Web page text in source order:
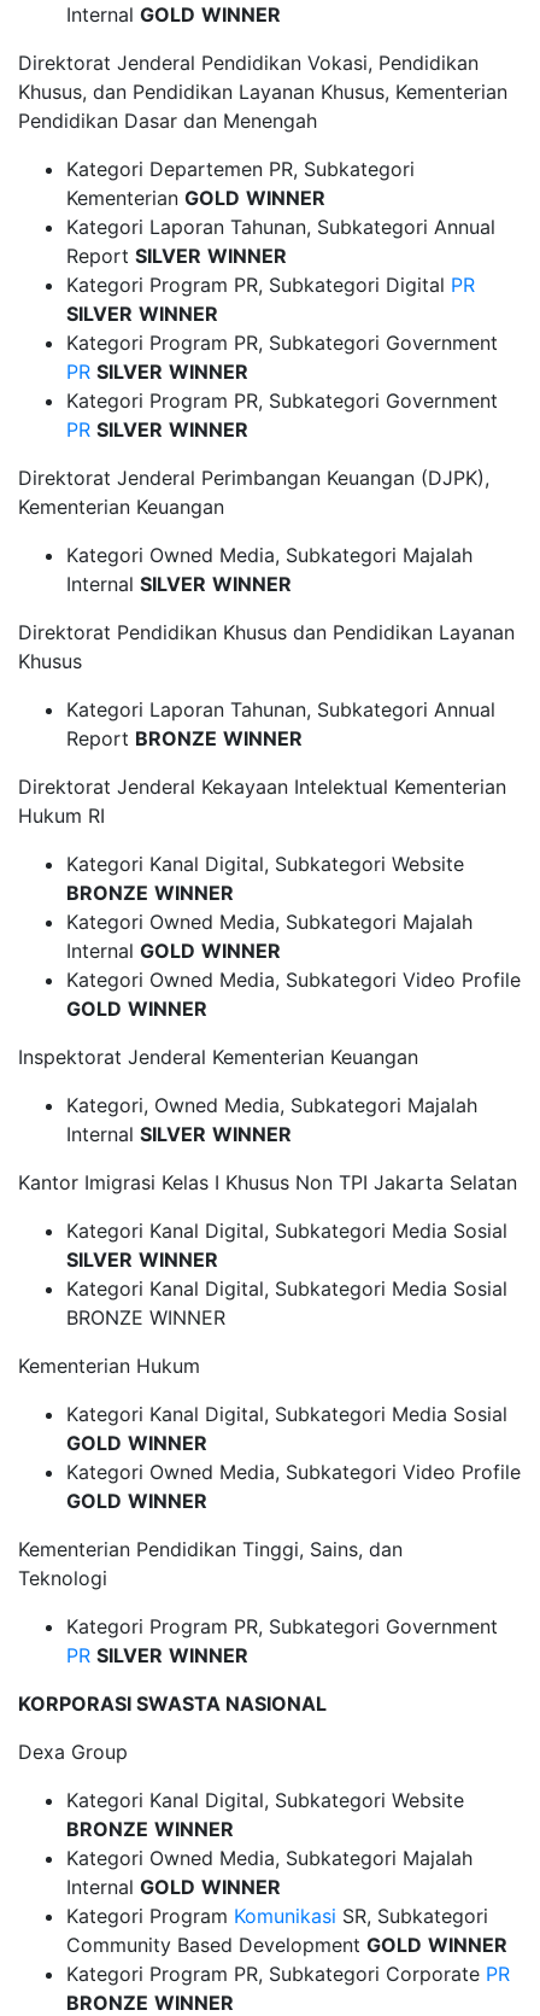
Internal GOLD WINNER
Direktorat Jenderal Pendidikan Vokasi, Pendidikan
Khusus, dan Pendidikan Layanan Khusus, Kementerian
Pendidikan Dasar dan Menengah
Kategori Departemen PR, Subkategori
Kementerian GOLD WINNER
Kategori Laporan Tahunan, Subkategori Annual
Report SILVER WINNER
Kategori Program PR, Subkategori Digital PR
SILVER WINNER
Kategori Program PR, Subkategori Government
PR SILVER WINNER
Kategori Program PR, Subkategori Government
PR SILVER WINNER
Direktorat Jenderal Perimbangan Keuangan (DJPK),
Kementerian Keuangan
Kategori Owned Media, Subkategori Majalah
Internal SILVER WINNER
Direktorat Pendidikan Khusus dan Pendidikan Layanan
Khusus
Kategori Laporan Tahunan, Subkategori Annual
Report BRONZE WINNER
Direktorat Jenderal Kekayaan Intelektual Kementerian
Hukum RI
Kategori Kanal Digital, Subkategori Website
BRONZE WINNER
Kategori Owned Media, Subkategori Majalah
Internal GOLD WINNER
Kategori Owned Media, Subkategori Video Profile
GOLD WINNER
Inspektorat Jenderal Kementerian Keuangan
Kategori, Owned Media, Subkategori Majalah
Internal SILVER WINNER
Kantor Imigrasi Kelas I Khusus Non TPI Jakarta Selatan
Kategori Kanal Digital, Subkategori Media Sosial
SILVER WINNER
Kategori Kanal Digital, Subkategori Media Sosial
BRONZE WINNER
Kementerian Hukum
Kategori Kanal Digital, Subkategori Media Sosial
GOLD WINNER
Kategori Owned Media, Subkategori Video Profile
GOLD WINNER
Kementerian Pendidikan Tinggi, Sains, dan
Teknologi
Kategori Program PR, Subkategori Government
PR SILVER WINNER
KORPORASI SWASTA NASIONAL
Dexa Group
Kategori Kanal Digital, Subkategori Website
BRONZE WINNER
Kategori Owned Media, Subkategori Majalah
Internal GOLD WINNER
Kategori Program Komunikasi SR, Subkategori
Community Based Development GOLD WINNER
Kategori Program PR, Subkategori Corporate PR
BRONZE WINNER